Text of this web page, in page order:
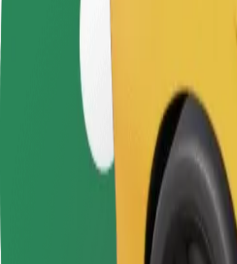
Rahatlıq və komfort bir neçə toxunuşla əlinizdə!
Gündəlik, orta ölçülü avtomobillərdə etibarlı gedişlər.